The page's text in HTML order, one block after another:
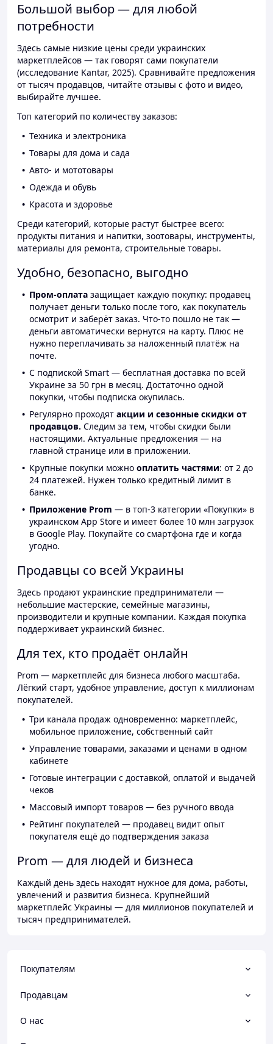
Большой выбор — для любой
потребности
Здесь самые низкие цены среди украинских
маркетплейсов — так говорят сами покупатели
(исследование Kantar, 2025). Сравнивайте предложения
от тысяч продавцов, читайте отзывы с фото и видео,
выбирайте лучшее.
Топ категорий по количеству заказов:
Техника и электроника
Товары для дома и сада
Авто- и мототовары
Одежда и обувь
Красота и здоровье
Среди категорий, которые растут быстрее всего:
продукты питания и напитки, зоотовары, инструменты,
материалы для ремонта, строительные товары.
Удобно, безопасно, выгодно
Пром-оплата защищает каждую покупку: продавец
получает деньги только после того, как покупатель
осмотрит и заберёт заказ. Что-то пошло не так —
деньги автоматически вернутся на карту. Плюс не
нужно переплачивать за наложенный платёж на
почте.
С подпиской Smart — бесплатная доставка по всей
Украине за 50 грн в месяц. Достаточно одной
покупки, чтобы подписка окупилась.
Регулярно проходят акции и сезонные скидки от
продавцов. Следим за тем, чтобы скидки были
настоящими. Актуальные предложения — на
главной странице или в приложении.
Крупные покупки можно оплатить частями: от 2 до
24 платежей. Нужен только кредитный лимит в
банке.
Приложение Prom — в топ-3 категории «Покупки» в
украинском App Store и имеет более 10 млн загрузок
в Google Play. Покупайте со смартфона где и когда
угодно.
Продавцы со всей Украины
Здесь продают украинские предприниматели —
небольшие мастерские, семейные магазины,
производители и крупные компании. Каждая покупка
поддерживает украинский бизнес.
Для тех, кто продаёт онлайн
Prom — маркетплейс для бизнеса любого масштаба.
Лёгкий старт, удобное управление, доступ к миллионам
покупателей.
Три канала продаж одновременно: маркетплейс,
мобильное приложение, собственный сайт
Управление товарами, заказами и ценами в одном
кабинете
Готовые интеграции с доставкой, оплатой и выдачей
чеков
Массовый импорт товаров — без ручного ввода
Рейтинг покупателей — продавец видит опыт
покупателя ещё до подтверждения заказа
Prom — для людей и бизнеса
Каждый день здесь находят нужное для дома, работы,
увлечений и развития бизнеса. Крупнейший
маркетплейс Украины — для миллионов покупателей и
тысяч предпринимателей.
Покупателям
Продавцам
О нас